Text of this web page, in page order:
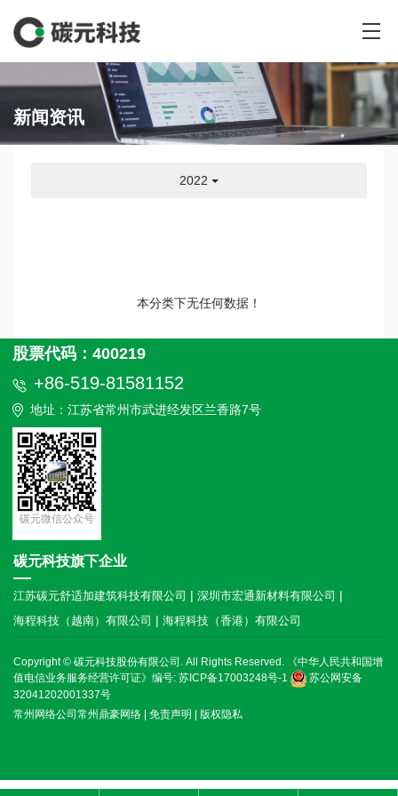
新闻资讯
2022
本分类下无任何数据！
股票代码：400219
+86-519-81581152
地址：江苏省常州市武进经发区兰香路7号
碳元微信公众号
碳元科技旗下企业
江苏碳元舒适加建筑科技有限公司 | 深圳市宏通新材料有限公司 |
海程科技（越南）有限公司 | 海程科技（香港）有限公司
Copyright © 碳元科技股份有限公司. All Rights Reserved. 《中华人民共和国增
值电信业务服务经营许可证》编号: 苏ICP备17003248号-1
苏公网安备
32041202001337号
常州网络公司常州鼎豪网络
免责声明 版权隐私